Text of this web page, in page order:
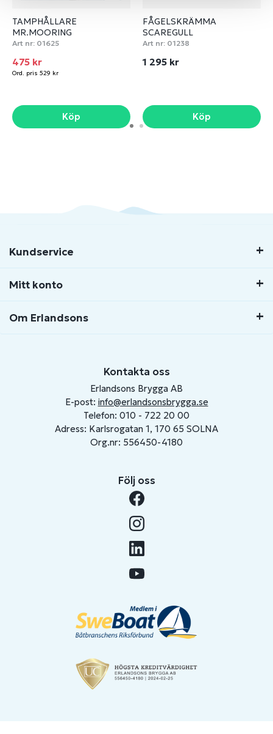
TAMPHÅLLARE
MR.MOORING
Art nr: 01625
475 kr
Ord. pris 529 kr
Köp
FÅGELSKRÄMMA
SCAREGULL
Art nr: 01238
1 295 kr
Köp
Kundservice
Mitt konto
Om Erlandsons
Kontakta oss
Erlandsons Brygga AB
E-post: info@erlandsonsbrygga.se
Telefon: 010 - 722 20 00
Adress: Karlsrogatan 1, 170 65 SOLNA
Org.nr: 556450-4180
Följ oss